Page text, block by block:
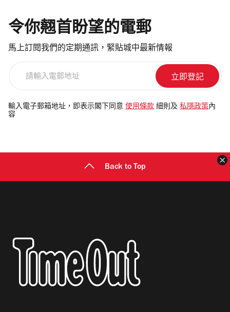
令你翹首盼望的電郵
馬上訂閱我們的定期通訊，緊貼城中最新情報
電
郵
輸入電子郵箱地址，即表示閣下同意 使用條款 細則及 私隱政策 內
容
Back to Top